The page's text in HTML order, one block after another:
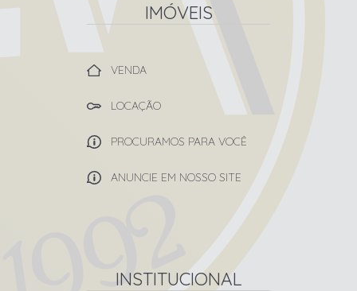
IMÓVEIS
VENDA
LOCAÇÃO
PROCURAMOS PARA VOCÊ
ANUNCIE EM NOSSO SITE
INSTITUCIONAL